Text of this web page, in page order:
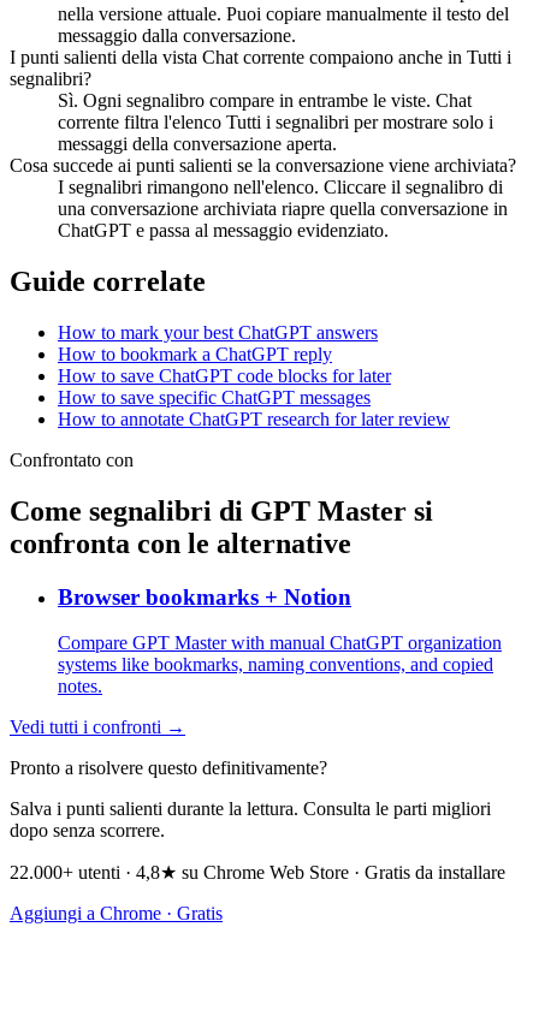
nella versione attuale. Puoi copiare manualmente il testo del
messaggio dalla conversazione.
I punti salienti della vista Chat corrente compaiono anche in Tutti i
segnalibri?
Sì. Ogni segnalibro compare in entrambe le viste. Chat
corrente filtra l'elenco Tutti i segnalibri per mostrare solo i
messaggi della conversazione aperta.
Cosa succede ai punti salienti se la conversazione viene archiviata?
I segnalibri rimangono nell'elenco. Cliccare il segnalibro di
una conversazione archiviata riapre quella conversazione in
ChatGPT e passa al messaggio evidenziato.
Guide correlate
How to mark your best ChatGPT answers
How to bookmark a ChatGPT reply
How to save ChatGPT code blocks for later
How to save specific ChatGPT messages
How to annotate ChatGPT research for later review
Confrontato con
Come segnalibri di GPT Master si
confronta con le alternative
Browser bookmarks + Notion
Compare GPT Master with manual ChatGPT organization
systems like bookmarks, naming conventions, and copied
notes.
Vedi tutti i confronti →
Pronto a risolvere questo definitivamente?
Salva i punti salienti durante la lettura. Consulta le parti migliori
dopo senza scorrere.
22.000+ utenti · 4,8★ su Chrome Web Store · Gratis da installare
Aggiungi a Chrome · Gratis